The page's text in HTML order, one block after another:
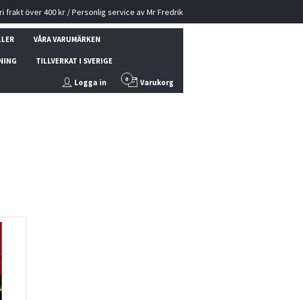
frakt över 400 kr / Personlig service av Mr Fredrik
VÅRA VARUMÄRKEN
TILLVERKAT I SVERIGE
Logga in 0 Varukorg